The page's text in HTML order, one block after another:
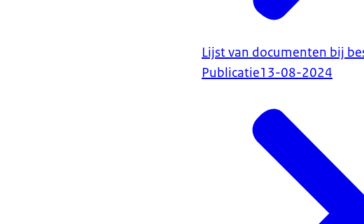
Lijst van documenten bij
Publicatie13-08-2024